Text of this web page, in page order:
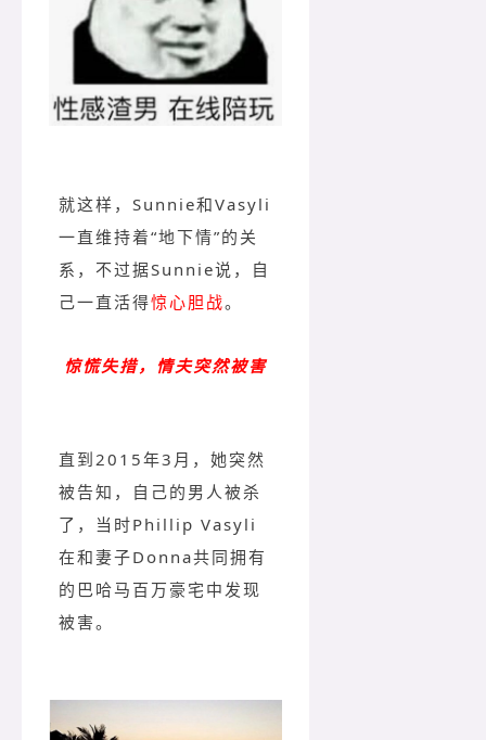
就这样，Sunnie和Vasyli
一直维持着“地下情”的关
系，不过据Sunnie说，自
己一直活得惊心胆战。
惊慌失措，情夫突然被害
直到2015年3月，她突然
被告知，自己的男人被杀
了，当时Phillip Vasyli
在和妻子Donna共同拥有
的巴哈马百万豪宅中发现
被害。